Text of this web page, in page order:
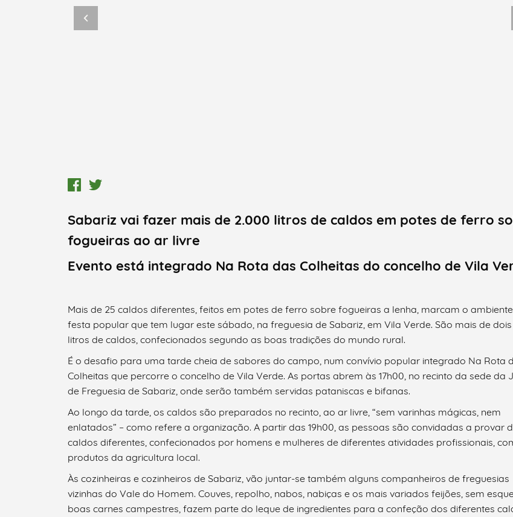
Sabariz vai fazer mais de 2.000 litros de caldos em potes de ferro
fogueiras ao ar livre
Evento está integrado Na Rota das Colheitas do concelho de Vila
Mais de 25 caldos diferentes, feitos em potes de ferro sobre fogueiras a lenha, marcam o
festa popular que tem lugar este sábado, na freguesia de Sabariz, em Vila Verde. São mais de
litros de caldos, confecionados segundo as boas tradições do mundo rural.
É o desafio para uma tarde cheia de sabores do campo, num convívio popular integrado Na Rota
Colheitas que percorre o concelho de Vila Verde. As portas abrem às 17h00, no recinto da sede da
de Freguesia de Sabariz, onde serão também servidas pataniscas e bifanas.
Ao longo da tarde, os caldos são preparados no recinto, ao ar livre, “sem varinhas mágicas, nem
enlatados” – como refere a organização. A partir das 19h00, as pessoas são convidadas a provar
caldos diferentes, confecionados por homens e mulheres de diferentes atividades profissionais,
produtos da agricultura local.
Às cozinheiras e cozinheiros de Sabariz, vão juntar-se também alguns companheiros de freguesias
vizinhas do Vale do Homem. Couves, repolho, nabos, nabiças e os mais variados feijões, sem
boas carnes campestres, fazem parte do leque de ingredientes para a confeção dos diferentes